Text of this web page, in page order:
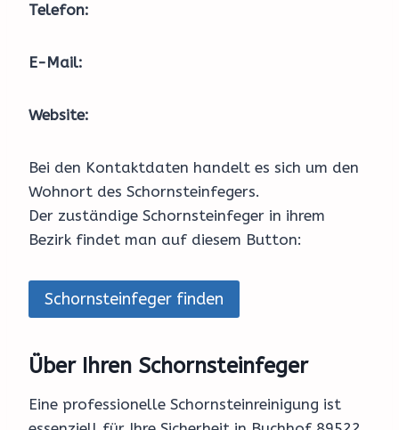
Telefon:
E-Mail:
Website:
Bei den Kontaktdaten handelt es sich um den
Wohnort des Schornsteinfegers.
Der zuständige Schornsteinfeger in ihrem
Bezirk findet man auf diesem Button:
Schornsteinfeger finden
Über Ihren Schornsteinfeger
Eine professionelle Schornsteinreinigung ist